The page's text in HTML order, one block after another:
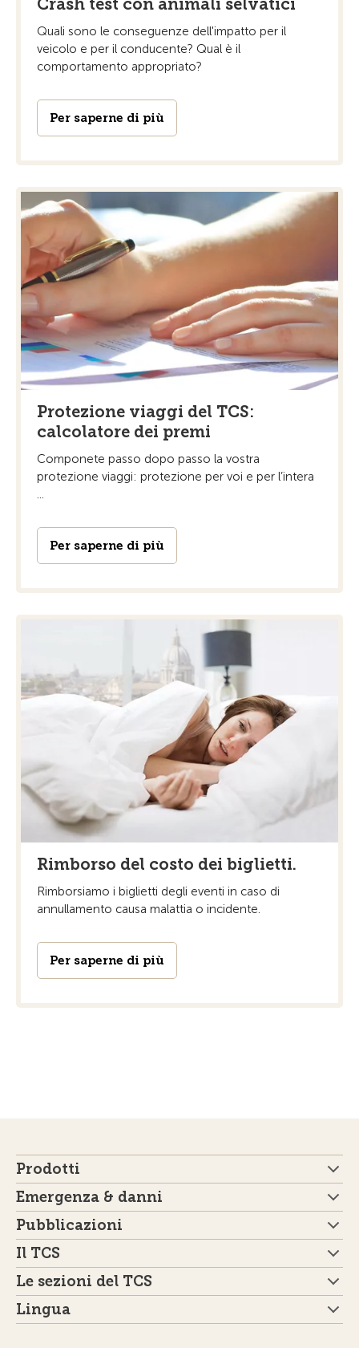
Crash test con animali selvatici
Quali sono le conseguenze dell'impatto per il
veicolo e per il conducente? Qual è il
comportamento appropriato?
Per saperne di più
Protezione viaggi del TCS:
calcolatore dei premi
Componete passo dopo passo la vostra
protezione viaggi: protezione per voi e per l’intera
...
Per saperne di più
Rimborso del costo dei biglietti.
Rimborsiamo i biglietti degli eventi in caso di
annullamento causa malattia o incidente.
Per saperne di più
Prodotti
Emergenza & danni
Pubblicazioni
Il TCS
Le sezioni del TCS
Lingua